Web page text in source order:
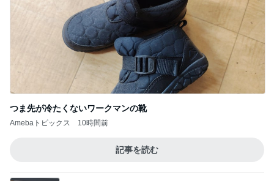
つま先が冷たくないワークマンの靴
Amebaトピックス 10時間前
記事を読む